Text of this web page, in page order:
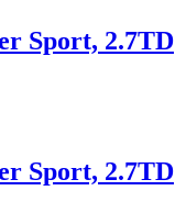
Sport, 2.7TD
Sport, 2.7TD